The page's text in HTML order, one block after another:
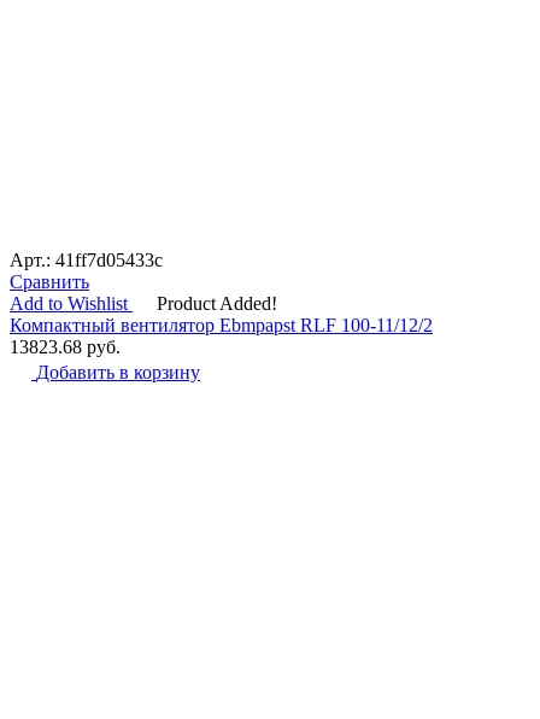
Арт.: 41ff7d05433c
Сравнить
Add to Wishlist
Product Added!
Компактный вентилятор Ebmpapst RLF 100-11/12/2
13823.68 руб.
Добавить в корзину